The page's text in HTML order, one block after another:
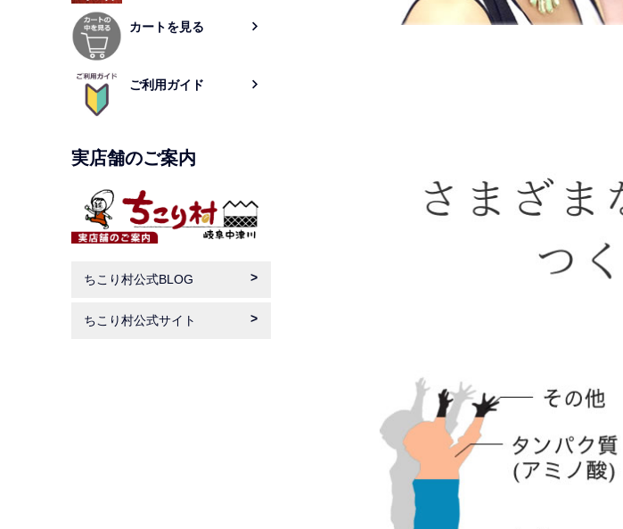
カートを見る
ご利用ガイド
実店舗のご案内
ちこり村公式BLOG
ちこり村公式サイト